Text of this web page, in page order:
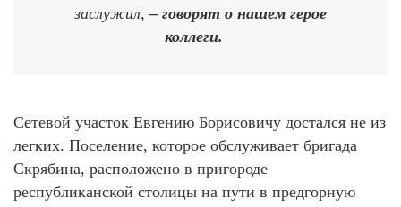
заслужил,– говорят о нашем герое
коллеги.
Сетевой участок Евгению Борисовичу достался не из
легких. Поселение, которое обслуживает бригада
Скрябина, расположено в пригороде
республиканской столицы на пути в предгорную